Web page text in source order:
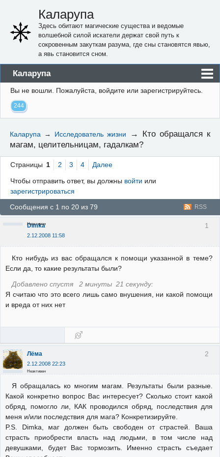
Каларупа
Здесь обитают магические существа и ведомые
волшебной силой искатели держат свой путь к
сокровенным закуткам разума, где сны становятся явью,
а явь становится сном.
Каларупа
Блог
Форум
Правила
Регистрация
Вход
Вы не вошли. Пожалуйста, войдите или зарегистрируйтесь.
244
Каларупа → Исследователь жизни → Кто обращался к
магам, целительницам, гадалкам?
Страницы 1 2 3 4 Далее
Чтобы отправить ответ, вы должны войти или
зарегистрироваться
RSS
Сообщения с 1 по 20 из 79
1
Dimka
2.12.2008 11:58
Неактивен
Кто нибудь из вас обращался к помощи указанной в теме?
Если да, то какие результаты были?
Добавлено спустя 2 минуты 21 секунду:
Я считаю что это всего лишь само внушения, ни какой помощи
и вреда от них нет
2
Лёма
2.12.2008 22:23
Неактивен
Я обращалась ко многим магам. Результаты были разные.
Какой конкретно вопрос Вас интересует? Сколько стоит какой
обряд, помогло ли, КАК проводился обряд, последствия для
меня и/или последствия для мага? Конкретизируйте.
P.S. Dimka, маг должен быть свободен от страстей. Ваша
страсть приобрести власть над людьми, в том числе над
девушками, будет Вас тормозить. Именно страсть съедает